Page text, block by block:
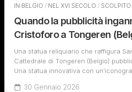
IN BELGIO / NEL XVI SECOLO / SCOLPITO
Quando la pubblicità
Cristoforo a Tongeren
Una statua reliquiario che raffigura
Cattedrale di Tongeren (Belgio)
Una statua innovativa con
30 Gennaio 2026